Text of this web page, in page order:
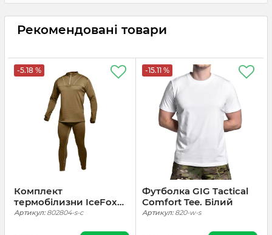
Рекомендовані товари
-5.18 %
Комплект
термобілизни IceFox
level 2. Койот
Артикул:802804-s-c
-15.11 %
Футболка GIG Tactical
Comfort Tee. Білий
Артикул:820-w-s